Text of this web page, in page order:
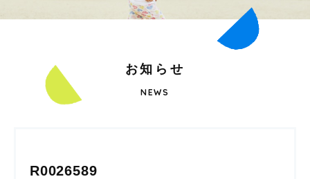
お知 ら せ
NEWS
R0026589